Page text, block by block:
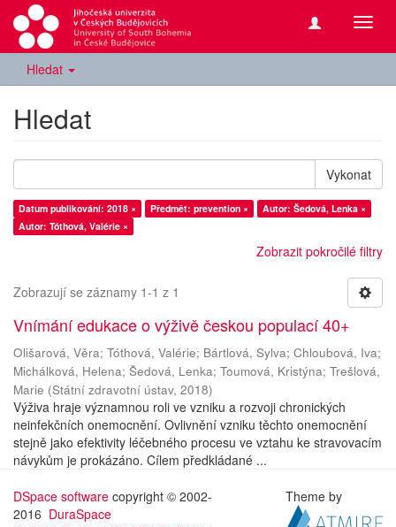
Hledat
Hledat
Vykonat
Datum publikování: 2018 × Předmět: prevention ×
Autor: Šedová, Lenka ×
Autor: Tóthová, Valérie ×
Zobrazit pokročilé filtry
Zobrazují se záznamy 1-1 z 1
Vnímání edukace o výživě českou populací 40+
Olišarová, Věra; Tóthová, Valérie; Bártlová, Sylva; Chloubová, Iva;
Michálková, Helena; Šedová, Lenka; Toumová, Kristýna; Trešlová,
Marie (Státní zdravotní ústav, 2018)
Výživa hraje významnou roli ve vzniku a rozvoji chronických
neinfekčních onemocnění. Ovlivnění vzniku těchto onemocnění
stejně jako efektivity léčebného procesu ve vztahu ke stravovacím
návykům je prokázáno. Cílem předkládané ...
DSpace software copyright © 2002-
2016 DuraSpace
Theme by